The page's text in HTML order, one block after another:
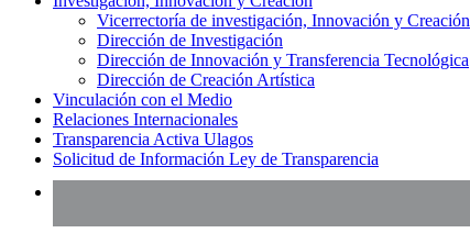
Vicerrectoría de investigación, Innovación y Creación
Dirección de Investigación
Dirección de Innovación y Transferencia Tecnológica
Dirección de Creación Artística
Vinculación con el Medio
Relaciones Internacionales
Transparencia Activa Ulagos
Solicitud de Información Ley de Transparencia